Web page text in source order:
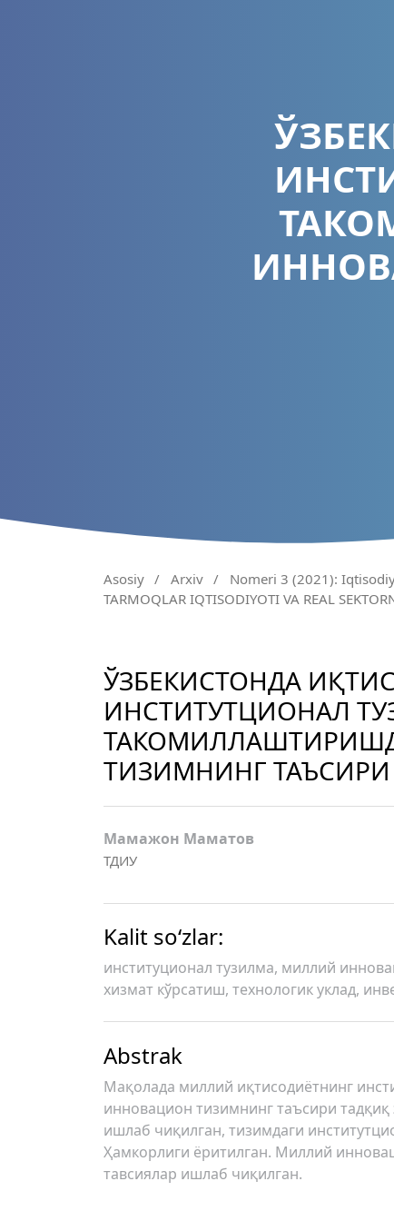
Asosiy / Arxiv / Nomeri 3 (2021):
TARMOQLAR IQTISODIYOTI VA REAL
ЎЗБЕКИСТОНДА
ИНСТИТУТЦИОНАЛ
ТИЗИМНИНГ ТАЪСИРИ
Мамажон Маматов
ТДИУ
Kalit so‘zlar:
институционал тузилма, миллий
хизмат кўрсатиш, технологик уклад,
Abstrak
Мақолада миллий иқтисодиётнинг
инновацион тизимнинг таъсири
ишлаб чиқилган, тизимдаги
Ҳамкорлиги ёритилган. Миллий
тавсиялар ишлаб чиқилган.